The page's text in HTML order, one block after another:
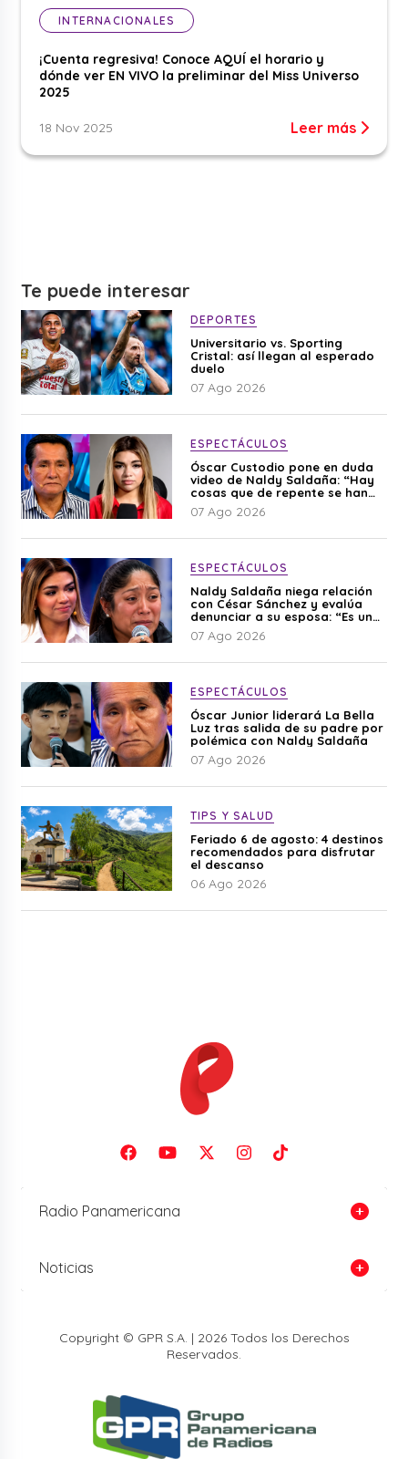
INTERNACIONALES
¡Cuenta regresiva! Conoce AQUÍ el horario y
dónde ver EN VIVO la preliminar del Miss Universo
2025
18 Nov 2025 Leer más
Te puede interesar
DEPORTES
Universitario vs. Sporting
Cristal: así llegan al esperado
duelo
07 Ago 2026
ESPECTÁCULOS
Óscar Custodio pone en duda
video de Naldy Saldaña: “Hay
cosas que de repente se han
editado”
07 Ago 2026
ESPECTÁCULOS
Naldy Saldaña niega relación
con César Sánchez y evalúa
denunciar a su esposa: “Es una
difamación”
07 Ago 2026
ESPECTÁCULOS
Óscar Junior liderará La Bella
Luz tras salida de su padre por
polémica con Naldy Saldaña
07 Ago 2026
TIPS Y SALUD
Feriado 6 de agosto: 4 destinos
recomendados para disfrutar
el descanso
06 Ago 2026
Radio Panamericana
Noticias
Copyright © GPR S.A. | 2026 Todos los Derechos
Reservados.